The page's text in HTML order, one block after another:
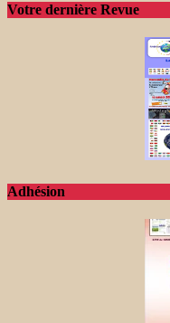
Votre dernière Revue
Adhésion